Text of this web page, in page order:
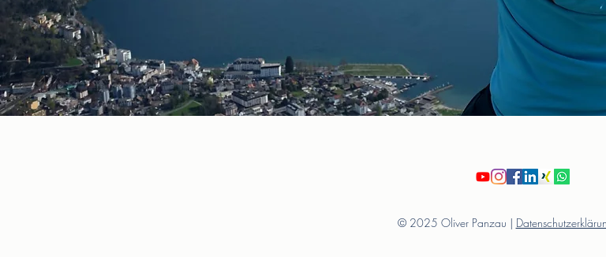
© 2025 Oliver Panzau |